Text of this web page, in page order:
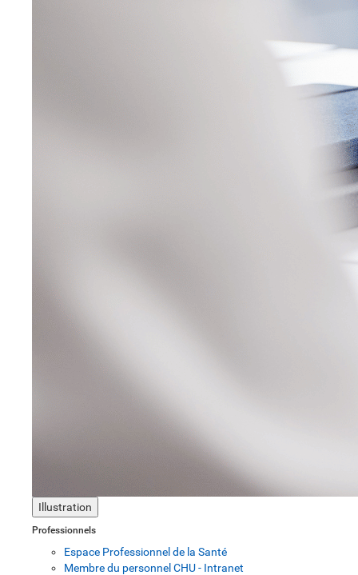
Illustration
Professionnels
Espace Professionnel de la Santé
Membre du personnel CHU - Intranet